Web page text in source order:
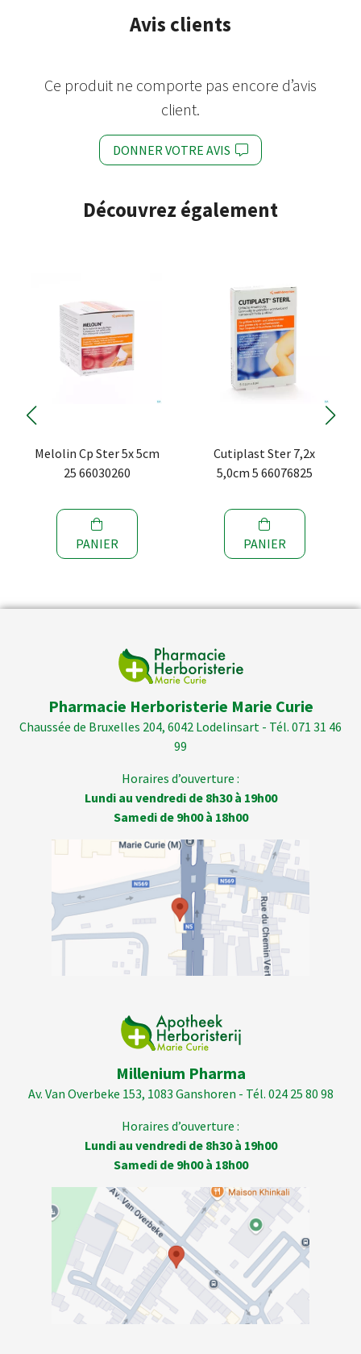
Avis clients
Ce produit ne comporte pas encore d’avis
client.
DONNER VOTRE AVIS
Découvrez également
Melolin Cp Ster 5x 5cm
25 66030260
PANIER
Cutiplast Ster 7,2x
5,0cm 5 66076825
PANIER
Pharmacie Herboristerie Marie Curie
Chaussée de Bruxelles 204, 6042 Lodelinsart - Tél. 071 31 46
99
Horaires d’ouverture :
Lundi au vendredi de 8h30 à 19h00
Samedi de 9h00 à 18h00
Millenium Pharma
Av. Van Overbeke 153, 1083 Ganshoren - Tél. 024 25 80 98
Horaires d’ouverture :
Lundi au vendredi de 8h30 à 19h00
Samedi de 9h00 à 18h00